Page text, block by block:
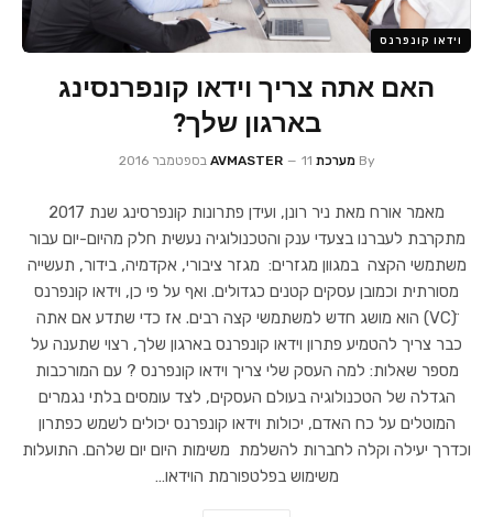
וידאו קונפרנס
האם אתה צריך וידאו קונפרנסינג
בארגון שלך?
By מערכת AVMASTER 11 בספטמבר 2016
מאמר אורח מאת ניר רונן, ועידן פתרונות קונפרסינג שנת 2017
מתקרבת לעברנו בצעדי ענק והטכנולוגיה נעשית חלק מהיום-יום עבור
משתמשי הקצה במגוון מגזרים: מגזר ציבורי, אקדמיה, בידור, תעשייה
מסורתית וכמובן עסקים קטנים כגדולים. ואף על פי כן, וידאו קונפרנס
ׁׂ(VC) הוא מושג חדש למשתמשי קצה רבים. אז כדי שתדע אם אתה
כבר צריך להטמיע פתרון וידאו קונפרנס בארגון שלך, רצוי שתענה על
מספר שאלות: למה העסק שלי צריך וידאו קונפרנס ? עם המורכבות
הגדלה של הטכנולוגיה בעולם העסקים, לצד עומסים בלתי נגמרים
המוטלים על כח האדם, יכולות וידאו קונפרנס יכולים לשמש כפתרון
וכדרך יעילה וקלה לחברות להשלמת משימות היום יום שלהם. התועלות
משימוש בפלטפורמת הוידאו…